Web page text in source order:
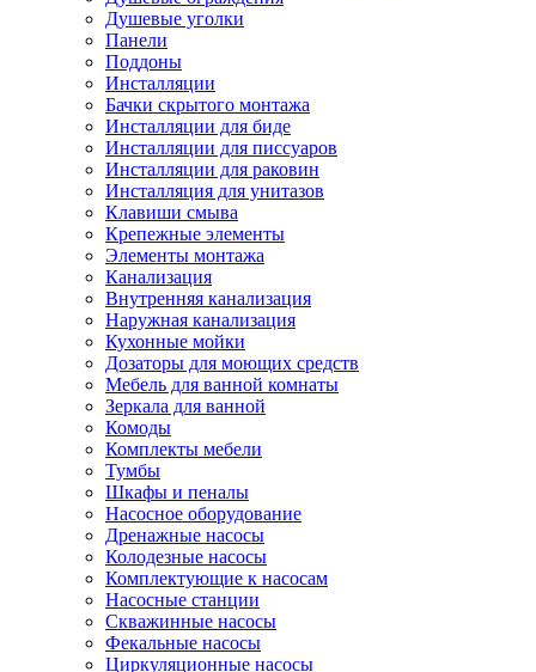
Душевые уголки
Панели
Поддоны
Инсталляции
Бачки скрытого монтажа
Инсталляции для биде
Инсталляции для писсуаров
Инсталляции для раковин
Инсталляция для унитазов
Клавиши смыва
Крепежные элементы
Элементы монтажа
Канализация
Внутренняя канализация
Наружная канализация
Кухонные мойки
Дозаторы для моющих средств
Мебель для ванной комнаты
Зеркала для ванной
Комоды
Комплекты мебели
Тумбы
Шкафы и пеналы
Насосное оборудование
Дренажные насосы
Колодезные насосы
Комплектующие к насосам
Насосные станции
Скважинные насосы
Фекальные насосы
Циркуляционные насосы